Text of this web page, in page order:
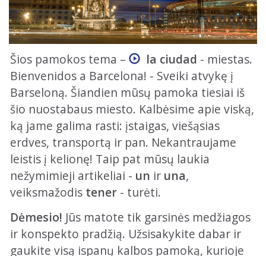
Šios pamokos tema – la ciudad - miestas.
Bienvenidos a Barcelona! - Sveiki atvykę į
Barseloną. Šiandien mūsų pamoka tiesiai iš
šio nuostabaus miesto. Kalbėsime apie viską,
ką jame galima rasti: įstaigas, viešąsias
erdves, transportą ir pan. Nekantraujame
leistis į kelionę! Taip pat mūsų laukia
nežymimieji artikeliai - un ir una,
veiksmažodis tener- turėti.
Dėmesio! Jūs matote tik garsinės medžiagos
ir konspekto pradžią. Užsisakykite dabar ir
gaukite visą ispanų kalbos pamoką, kurioje